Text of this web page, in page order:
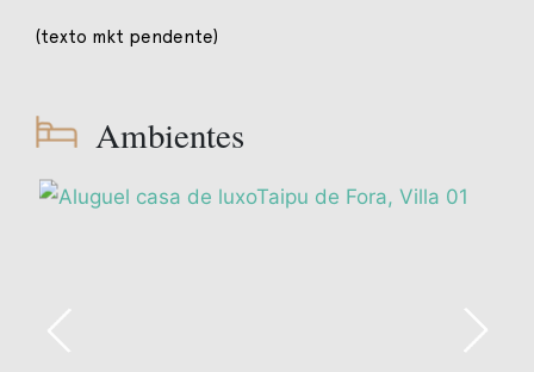
(texto mkt pendente)
Ambientes